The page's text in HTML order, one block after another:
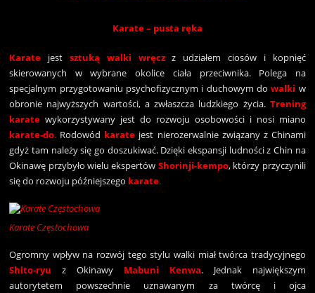
Karate – pusta ręka
Karate jest sztuką walki wręczz udziałem ciosów i kopnięć
skierowanych w wybrane okolice ciała przeciwnika. Polega na
specjalnym przygotowaniu psychofizycznym i duchowym dowalki w
obronie najwyższych wartości, a zwłaszcza ludzkiego życia.Trening
karate wykorzystywany jest do rozwoju osobowości i nosi miano
karate-do. Rodowód karate jest nierozerwalnie związany z Chinami
gdyż tam należy się go doszukiwać. Dzięki ekspansji ludności z Chin na
Okinawę przybyło wielu ekspertów Shorinji-kempo, którzy przyczynili
się do rozwoju późniejszego karate.
Karate Częstochowa
Ogromny wpływ na rozwój tego stylu walki miał twórca tradycyjnego
Shito-ryu z Okinawy Mabuni Kenwa. Jednak największym
autorytetem powszechnie uznawanym za twórcę i ojca